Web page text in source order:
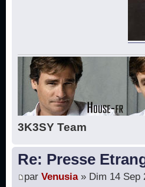
3K3SY Team
Re: Presse
par Venusia» Dim 14 Sep